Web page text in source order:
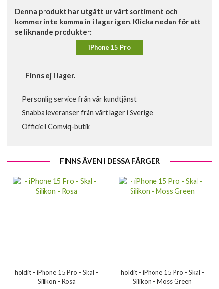
Denna produkt har utgått ur vårt sortiment och
kommer inte komma in i lager igen. Klicka nedan för att
se liknande produkter:
iPhone 15 Pro
Finns ej i lager.
Personlig service från vår kundtjänst
Snabba leveranser från vårt lager i Sverige
Officiell Comviq-butik
FINNS ÄVEN I DESSA FÄRGER
holdit - iPhone 15 Pro - Skal -
Silikon - Rosa
holdit - iPhone 15 Pro - Skal -
Silikon - Moss Green